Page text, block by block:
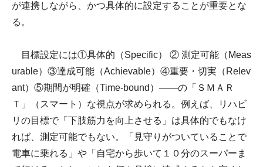
が連携しながら、かつ具体的に設定することが重要とな
る。
目標設定には①具体的（Specific） ② 測定可能（Meas
urable）③達成可能（Achievable）④重要・切実（Relev
ant）⑤期間が明確（Time-bound）――の「ＳＭＡＲ
Ｔ」（スマート）な視点が求められる。例えば、リハビ
リの目標で「下肢筋力を向上させる」は具体的でもなけ
れば、測定可能でもない。「見守りがついていることで
電車に乗れる」や「自宅から歩いて１０分のスーパーま